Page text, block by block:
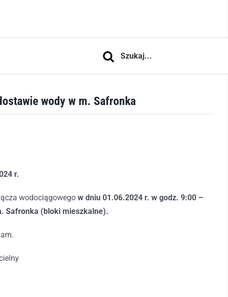
Szukaj
wody w m. Safronka
4 r.
wodociągowego w dniu 01.06.2024 r. w godz. 9:00 –
Safronka (bloki mieszkalne).